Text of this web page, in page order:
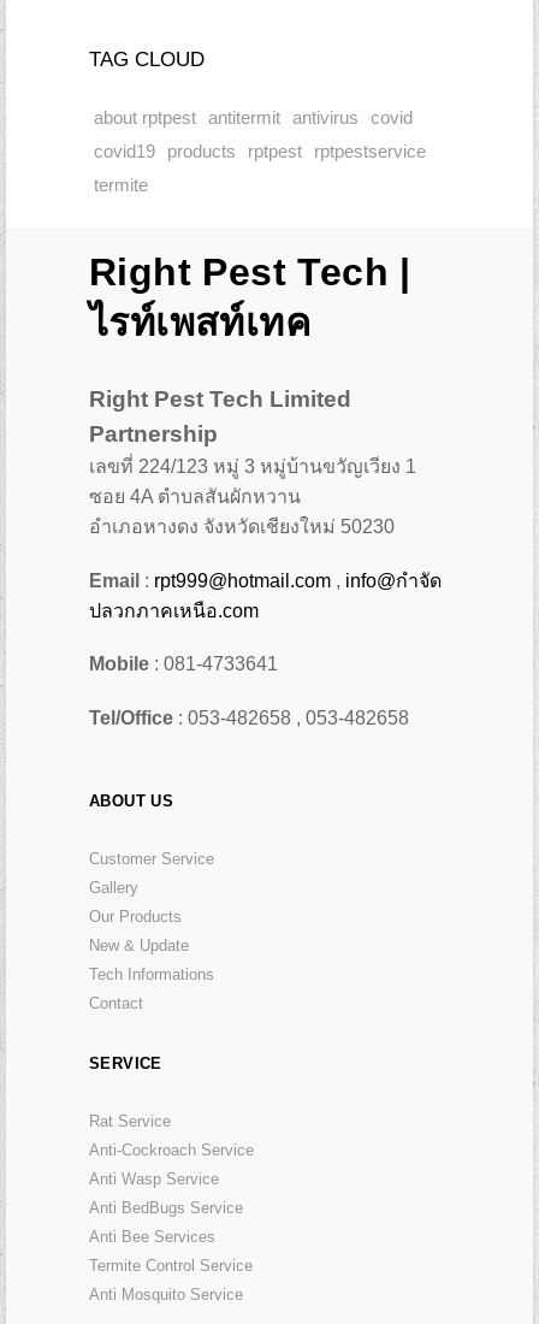
TAG CLOUD
about rptpest antitermit antivirus
covid
covid19
products rptpest
rptpestservice
termite
Right Pest Tech |
ไรท์เพสท์เทค
Right Pest Tech Limited
Partnership
เลขที่ 224/123 หมู่ 3 หมู่บ้านขวัญเวียง 1
ซอย 4A ตำบลสันผักหวาน
อำเภอหางดง จังหวัดเชียงใหม่ 50230
Email : rpt999@hotmail.com , info@กำจัด
ปลวกภาคเหนือ.com
Mobile : 081-4733641
Tel/Office : 053-482658 , 053-482658
ABOUT US
Customer Service
Gallery
Our Products
New & Update
Tech Informations
Contact
SERVICE
Rat Service
Anti-Cockroach Service
Anti Wasp Service
Anti BedBugs Service
Anti Bee Services
Termite Control Service
Anti Mosquito Service